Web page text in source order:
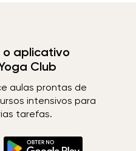
o aplicativo
Club
aulas prontas de
intensivos para
tarefas.